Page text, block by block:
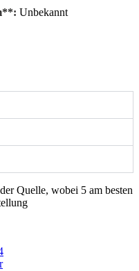
Unbekannt
Quelle, wobei 5 am besten